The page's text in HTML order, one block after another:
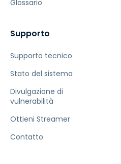
Glossario
Supporto
Supporto tecnico
Stato del sistema
Divulgazione di
vulnerabilità
Ottieni Streamer
Contatto